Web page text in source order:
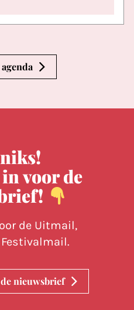
voor de
de Uitmail,
nieuwsbrief